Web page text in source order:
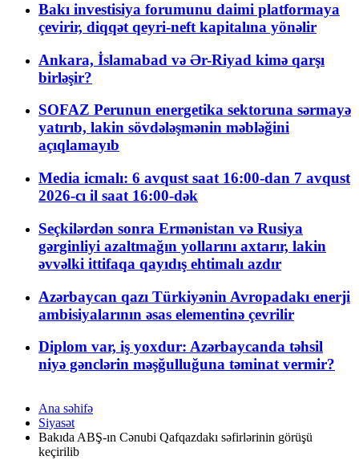
Bakı investisiya forumunu daimi platformaya
çevirir, diqqət qeyri-neft kapitalına yönəlir
Ankara, İslamabad və Ər-Riyad kimə qarşı
birləşir?
SOFAZ Perunun energetika sektoruna sərmayə
yatırıb, lakin sövdələşmənin məbləğini
açıqlamayıb
Media icmalı: 6 avqust saat 16:00-dan 7 avqust
2026-cı il saat 16:00-dək
Seçkilərdən sonra Ermənistan və Rusiya
gərginliyi azaltmağın yollarını axtarır, lakin
əvvəlki ittifaqa qayıdış ehtimalı azdır
Azərbaycan qazı Türkiyənin Avropadakı enerji
ambisiyalarının əsas elementinə çevrilir
Diplom var, iş yoxdur: Azərbaycanda təhsil
niyə gənclərin məşğulluğuna təminat vermir?
Ana səhifə
Siyasət
Bakıda ABŞ-ın Cənubi Qafqazdakı səfirlərinin görüşü
keçirilib